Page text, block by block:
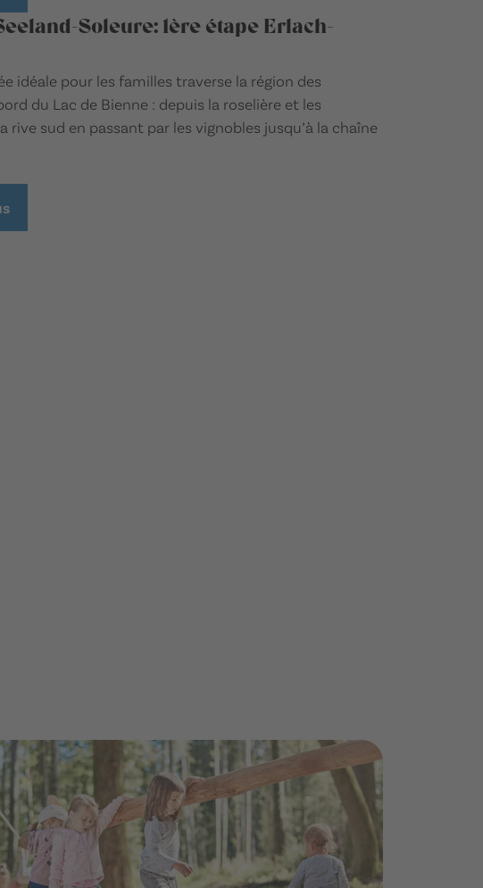
Soleure: 1ère étape Erlach-
idéale pour les familles traverse la région des
du Lac de Bienne : depuis la roselière et les
rive sud en passant par les vignobles jusqu’à la chaîne